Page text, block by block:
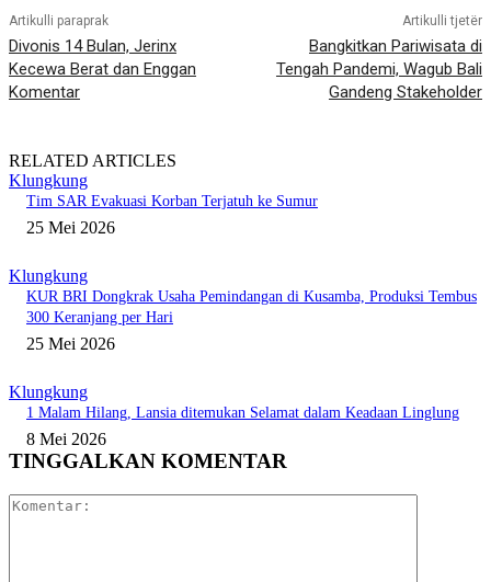
Artikulli paraprak
Divonis 14 Bulan, Jerinx
Kecewa Berat dan Enggan
Komentar
Artikulli tjetër
Bangkitkan Pariwisata di
Tengah Pandemi, Wagub Bali
Gandeng Stakeholder
RELATED ARTICLES
Klungkung
Tim SAR Evakuasi Korban Terjatuh ke Sumur
25 Mei 2026
Klungkung
KUR BRI Dongkrak Usaha Pemindangan di Kusamba, Produksi Tembus
300 Keranjang per Hari
25 Mei 2026
Klungkung
1 Malam Hilang, Lansia ditemukan Selamat dalam Keadaan Linglung
8 Mei 2026
TINGGALKAN KOMENTAR